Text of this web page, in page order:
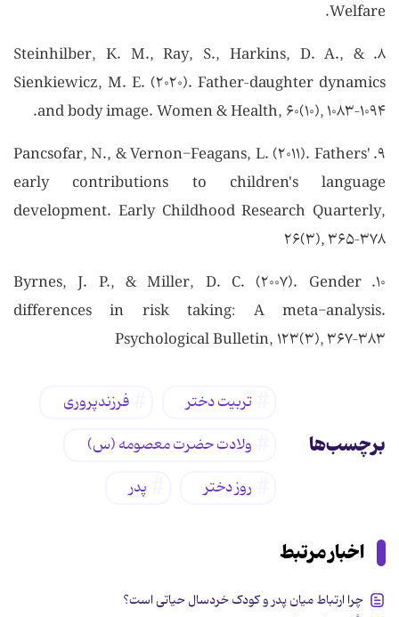
Welfare.
۸. Steinhilber, K. M., Ray, S., Harkins, D. A., &
Sienkiewicz, M. E. (۲۰۲۰). Father–daughter dynamics
and body image. Women & Health, ۶۰(۱۰), ۱۰۸۳–۱۰۹۴.
۹. Pancsofar, N., & Vernon-Feagans, L. (۲۰۱۱). Fathers'
early contributions to children's language
development. Early Childhood Research Quarterly,
۲۶(۳), ۳۶۵–۳۷۸
۱۰. Byrnes, J. P., & Miller, D. C. (۲۰۰۷). Gender
differences in risk taking: A meta-analysis.
Psychological Bulletin, ۱۲۳(۳), ۳۶۷–۳۸۳
برچسب‌ها
تربیت دختر
فرزندپروری
ولادت حضرت معصومه (س)
روز دختر
پدر
اخبار مرتبط
چرا ارتباط میان پدر و کودک خردسال حیاتی است؟